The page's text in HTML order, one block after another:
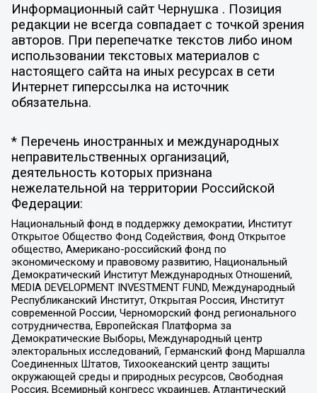
Информационный сайт Чернушка . Позиция
редакции не всегда совпадает с точкой зрения
авторов. При перепечатке текстов либо ином
использовании текстовых материалов с
настоящего сайта на иных ресурсах в сети
Интернет гиперссылка на источник
обязательна.
* Перечень иностранных и международных
неправительственных организаций,
деятельность которых признана
нежелательной на территории Российской
Федерации:
Национальный фонд в поддержку демократии, Институт
Открытое Общество Фонд Содействия, Фонд Открытое
общество, Американо-российский фонд по
экономическому и правовому развитию, Национальный
Демократический Институт Международных Отношений,
MEDIA DEVELOPMENT INVESTMENT FUND, Международный
Республиканский Институт, Открытая Россия, Институт
современной России, Черноморский фонд регионального
сотрудничества, Европейская Платформа за
Демократические Выборы, Международный центр
электоральных исследований, Германский фонд Маршалла
Соединенных Штатов, Тихоокеанский центр защиты
окружающей среды и природных ресурсов, Свободная
Россия, Всемирный конгресс украинцев, Атлантический